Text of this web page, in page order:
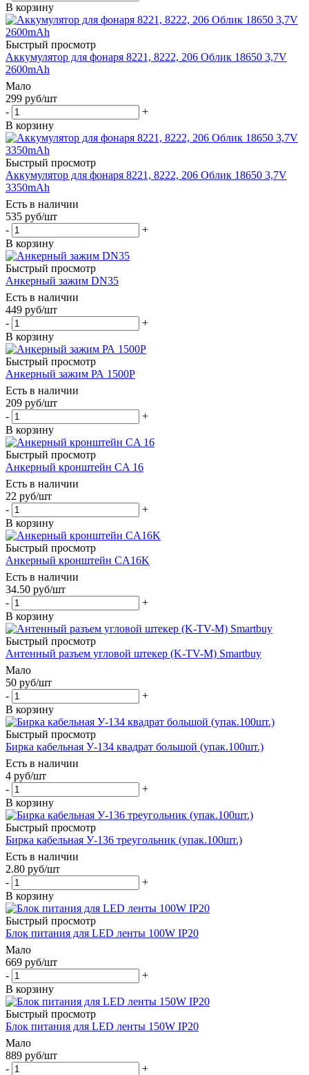
В корзину
Быстрый просмотр
Аккумулятор для фонаря 8221, 8222, 206 Облик 18650 3,7V
2600mAh
Мало
299 руб/шт
-
+
В корзину
Быстрый просмотр
Аккумулятор для фонаря 8221, 8222, 206 Облик 18650 3,7V
3350mAh
Есть в наличии
535 руб/шт
-
+
В корзину
Быстрый просмотр
Анкерный зажим DN35
Есть в наличии
449 руб/шт
-
+
В корзину
Быстрый просмотр
Анкерный зажим РА 1500Р
Есть в наличии
209 руб/шт
-
+
В корзину
Быстрый просмотр
Анкерный кронштейн CA 16
Есть в наличии
22 руб/шт
-
+
В корзину
Быстрый просмотр
Анкерный кронштейн CA16K
Есть в наличии
34.50 руб/шт
-
+
В корзину
Быстрый просмотр
Антенный разъем угловой штекер (K-TV-M) Smartbuy
Мало
50 руб/шт
-
+
В корзину
Быстрый просмотр
Бирка кабельная У-134 квадрат большой (упак.100шт.)
Есть в наличии
4 руб/шт
-
+
В корзину
Быстрый просмотр
Бирка кабельная У-136 треугольник (упак.100шт.)
Есть в наличии
2.80 руб/шт
-
+
В корзину
Быстрый просмотр
Блок питания для LED ленты 100W IP20
Мало
669 руб/шт
-
+
В корзину
Быстрый просмотр
Блок питания для LED ленты 150W IP20
Мало
889 руб/шт
-
+